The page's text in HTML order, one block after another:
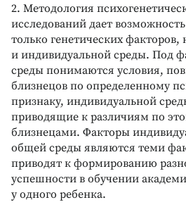
2. Методология
исследований дает
только генетических
и индивидуальной среды. Под
среды понимаются условия,
близнецов по определенному
признаку, индивидуальной
приводящие к различиям по
близнецами. Факторы
общей среды являются теми
приводят к формированию
успешности в обучении
у одного ребенка.